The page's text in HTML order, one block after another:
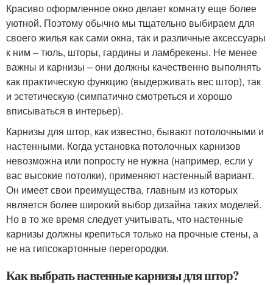
Красиво оформленное окно делает комнату еще более
уютной. Поэтому обычно мы тщательно выбираем для
своего жилья как сами окна, так и различные аксессуары
к ним – тюль, шторы, гардины и ламбрекены. Не менее
важны и карнизы – они должны качественно выполнять
как практическую функцию (выдерживать вес штор), так
и эстетическую (симпатично смотреться и хорошо
вписываться в интерьер).
Карнизы для штор, как известно, бывают потолочными и
настенными. Когда установка потолочных карнизов
невозможна или попросту не нужна (например, если у
вас высокие потолки), применяют настенный вариант.
Он имеет свои преимущества, главным из которых
является более широкий выбор дизайна таких моделей.
Но в то же время следует учитывать, что настенные
карнизы должны крепиться только на прочные стены, а
не на гипсокартонные перегородки.
Как выбрать настенные карнизы для штор?